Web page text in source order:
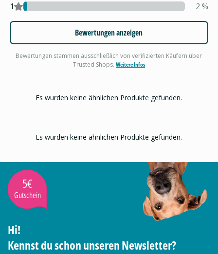
1 2 %
Bewertungen anzeigen
Bewertungen stammen ausschließlich von verifizierten Käufern über
Trusted Shops. Weitere Infos
Es wurden keine ähnlichen Produkte gefunden.
Es wurden keine ähnlichen Produkte gefunden.
5€
Gutschein
Hi!
Kennst du schon unseren Newsletter?